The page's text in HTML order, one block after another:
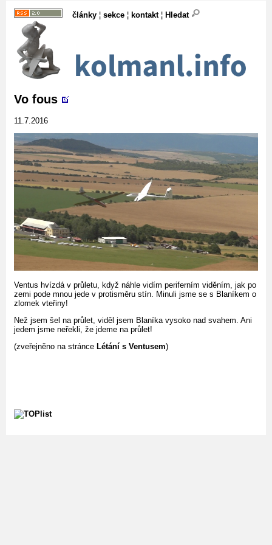
články ¦ sekce ¦ kontakt¦ Hledat
Vo fous
11.7.2016
Ventus hvízdá v průletu, když náhle vidím periferním viděním, jak po
zemi pode mnou jede v protisměru stín. Minuli jsme se s Blaníkem o
zlomek vteřiny!
Než jsem šel na průlet, viděl jsem Blaníka vysoko nad svahem. Ani
jedem jsme neřekli, že jdeme na průlet!
(zveřejněno na stránce Létání s Ventusem)